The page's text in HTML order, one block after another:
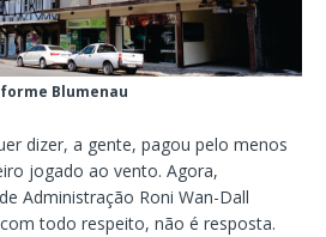
Blumenau
dizer, a gente, pagou pelo menos
jogado ao vento. Agora,
Administração Roni Wan-Dall
todo respeito, não é resposta.